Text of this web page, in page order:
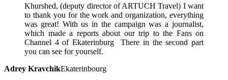
Khurshed, (deputy director of ARTUCH Travel) I want
to thank you for the work and organization, everything
was great! With us in the campaign was a journalist,
which made a reports about our trip to the Fans on
Channel 4 of Ekaterinburg There in the second part
you can see for yourself.
Adrey KravchikEkaterinbourg